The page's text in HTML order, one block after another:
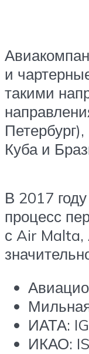
и
такими
Куба и
В 2017
процесс
с Air Malta,
ИАТА: IG
ИКАО: